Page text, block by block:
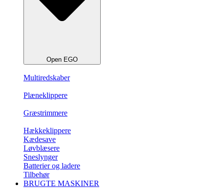
Open EGO
Multiredskaber
Plæneklippere
Græstrimmere
Hækkeklippere
Kædesave
Løvblæsere
Sneslynger
Batterier og ladere
Tilbehør
BRUGTE MASKINER